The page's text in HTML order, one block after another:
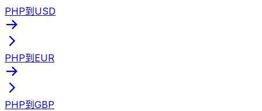
PHP到USD
PHP到EUR
PHP到GBP